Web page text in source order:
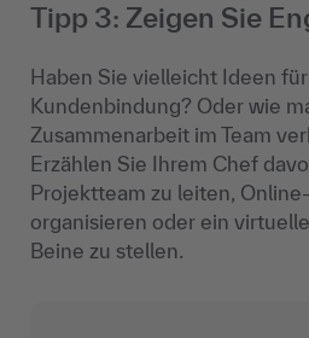
Tipp 3: Zeigen Sie
Haben Sie vielleicht Ideen
Kundenbindung? Oder wie
Zusammenarbeit im Team
Erzählen Sie Ihrem Chef
Projektteam zu leiten,
organisieren oder ein
Beine zu stellen.